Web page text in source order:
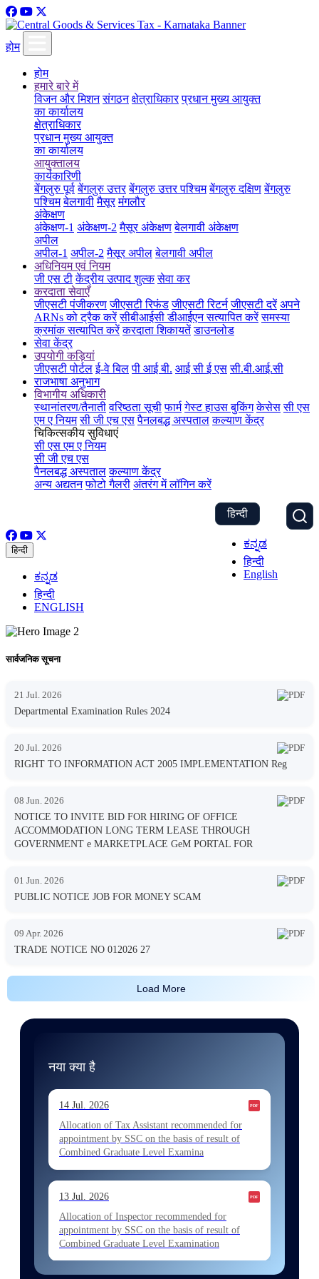
होम
होम
हमारे बारे में
विजन और मिशन संगठन क्षेत्राधिकार प्रधान मुख्य आयुक्त
का कार्यालय
क्षेत्राधिकार
प्रधान मुख्य आयुक्त
का कार्यालय
आयुक्तालय
कार्यकारिणी
बेंगलुरु पूर्व बेंगलुरु उत्तर बेंगलुरु उत्तर पश्चिम बेंगलुरु दक्षिण बेंगलुरु
पश्चिम बेलगावी मैसूर मंगलौर
अंकेक्षण
अंकेक्षण-1 अंकेक्षण-2 मैसूर अंकेक्षण बेलगावी अंकेक्षण
अपील
अपील-1 अपील-2 मैसूर अपील बेलगावी अपील
अधिनियम एवं नियम
जी एस टी केंद्रीय उत्पाद शुल्क सेवा कर
करदाता सेवाएँ
जीएसटी पंजीकरण जीएसटी रिफंड जीएसटी रिटर्न जीएसटी दरें अपने
ARNs को ट्रैक करें सीबीआईसी डीआईएन सत्यापित करें समस्या
क्रमांक सत्यापित करें करदाता शिकायतें डाउनलोड
सेवा केंद्र
उपयोगी कड़ियां
जीएसटी पोर्टल ई-वे बिल पी आई बी. आई सी ई एस सी.बी.आई.सी
राजभाषा अनुभाग
विभागीय अधिकारी
स्थानांतरण/तैनाती वरिष्ठता सूची फार्म गेस्ट हाउस बुकिंग केसेस सी एस
एम ए नियम सी जी एच एस पैनलबद्ध अस्पताल कल्याण केंद्र
चिकित्सकीय सुविधाएं
सी एस एम ए नियम
सी जी एच एस
पैनलबद्ध अस्पताल कल्याण केंद्र
अन्य अद्यतन फोटो गैलरी अंतरंग में लॉगिन करें
हिन्दी
ಕನ್ನಡ
हिन्दी
English
हिन्दी
ಕನ್ನಡ
हिन्दी
ENGLISH
सार्वजनिक सूचना
21 Jul. 2026
Departmental Examination Rules 2024
20 Jul. 2026
RIGHT TO INFORMATION ACT 2005 IMPLEMENTATION Reg
08 Jun. 2026
NOTICE TO INVITE BID FOR HIRING OF OFFICE
ACCOMMODATION LONG TERM LEASE THROUGH
GOVERNMENT e MARKETPLACE GeM PORTAL FOR
01 Jun. 2026
PUBLIC NOTICE JOB FOR MONEY SCAM
09 Apr. 2026
TRADE NOTICE NO 012026 27
Load More
नया क्या है
14 Jul. 2026
Allocation of Tax Assistant recommended for
appointment by SSC on the basis of result of
Combined Graduate Level Examina
13 Jul. 2026
Allocation of Inspector recommended for
appointment by SSC on the basis of result of
Combined Graduate Level Examination